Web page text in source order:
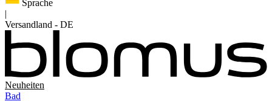
Sprache
|
Versandland - DE
Neuheiten
Bad